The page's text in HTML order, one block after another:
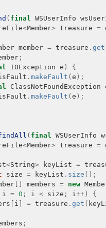
( final WSUserInfo
<Member> treasure =
member = treasure . get
;
IOException e )
{
. makeFault (e );
ClassNotFoundException
. makeFault (e );
( final WSUserInfo
<Member> treasure =
<String> keyList =
size = keyList . size ();
[] members = new
i = 0 ; i < size ; i ++)
{
[ i ] = treasure . get (
;